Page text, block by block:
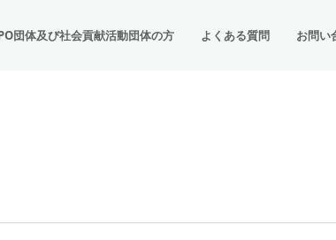
団体及び社会貢献活動団体の方 よくある質問 お問い